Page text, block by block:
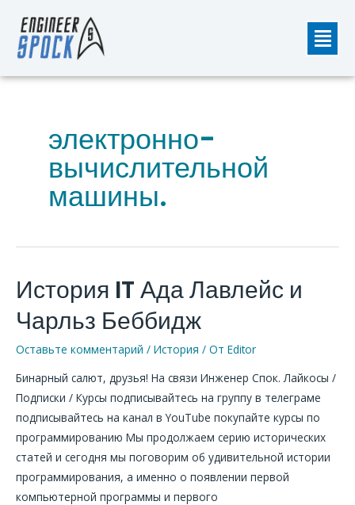
содержимому
электронно-
вычислительной
машины.
История IT Ада Лавлейс и
Чарльз Беббидж
Оставьте комментарий / История / От Editor
Бинарный салют, друзья! На связи Инженер Спок. Лайкосы /
Подписки / Курсы подписывайтесь на группу в телеграме
подписывайтесь на канал в YouTube покупайте курсы по
программированию Мы продолжаем серию исторических
статей и сегодня мы поговорим об удивительной истории
программирования, а именно о появлении первой
компьютерной программы и первого
История
IT
Ада
Лавлейс
Чарльз
Беббидж